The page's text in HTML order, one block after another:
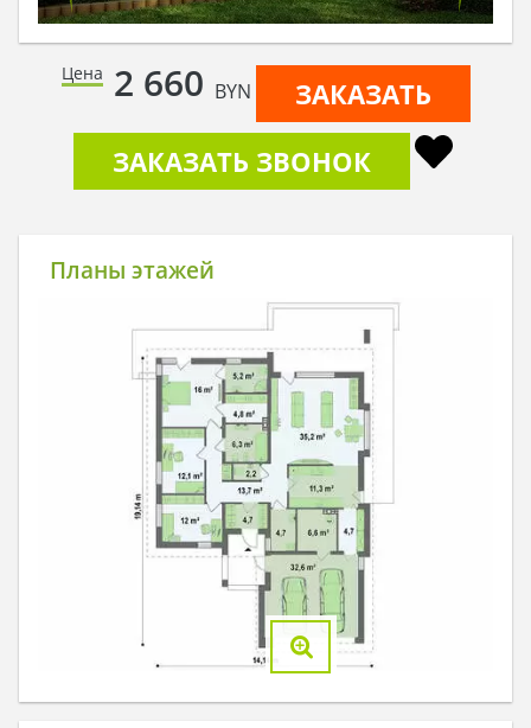
Цена 2 660 BYN
ЗАКАЗАТЬ
ЗАКАЗАТЬ ЗВОНОК
Планы этажей